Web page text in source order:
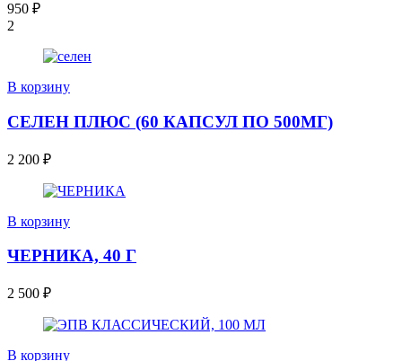
950 ₽
2
В корзину
СЕЛЕН ПЛЮС (60 КАПСУЛ ПО 500МГ)
2 200 ₽
В корзину
ЧЕРНИКА, 40 Г
2 500 ₽
В корзину